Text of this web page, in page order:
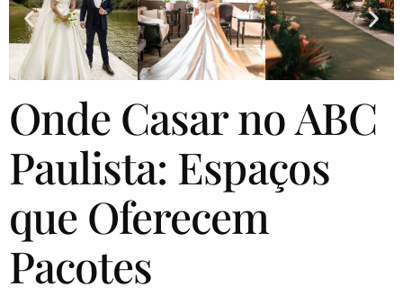
Onde Casar no ABC
Paulista: Espaços
que Oferecem
Pacotes